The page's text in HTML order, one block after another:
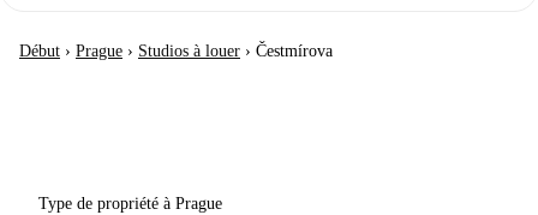
Début › Prague › Studios à louer › Čestmírova
Type de propriété à Prague